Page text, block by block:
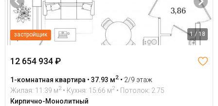
застройщик 1 / 18
12 654 934 ₽
1-комнатная квартира • 37.93 м2 • 2/9 этаж
Жилая: 11.39 м2 • Кухня: 15.66 м2 • Потолок: 2.75
Кирпично-Монолитный